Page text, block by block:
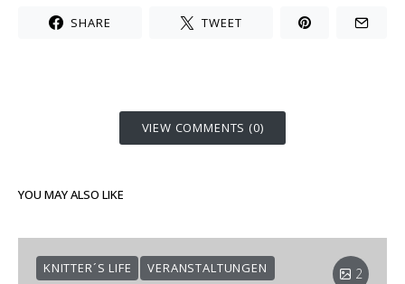
SHARE TWEET
VIEW COMMENTS (0)
YOU MAY ALSO LIKE
KNITTER´S LIFE VERANSTALTUNGEN 2